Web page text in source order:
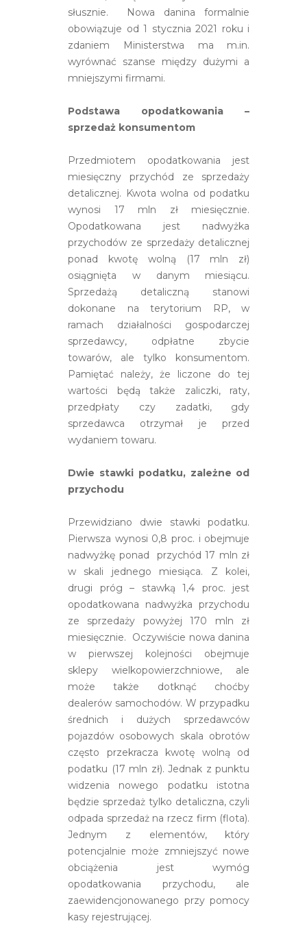
słusznie. Nowa danina formalnie
obowiązuje od 1 stycznia 2021 roku i
zdaniem Ministerstwa ma m.in.
wyrównać szanse między dużymi a
mniejszymi firmami.
Podstawa opodatkowania –
sprzedaż konsumentom
Przedmiotem opodatkowania jest
miesięczny przychód ze sprzedaży
detalicznej. Kwota wolna od podatku
wynosi 17 mln zł miesięcznie.
Opodatkowana jest nadwyżka
przychodów ze sprzedaży detalicznej
ponad kwotę wolną (17 mln zł)
osiągnięta w danym miesiącu.
Sprzedażą detaliczną stanowi
dokonane na terytorium RP, w
ramach działalności gospodarczej
sprzedawcy, odpłatne zbycie
towarów, ale tylko konsumentom.
Pamiętać należy, że liczone do tej
wartości będą także zaliczki, raty,
przedpłaty czy zadatki, gdy
sprzedawca otrzymał je przed
wydaniem towaru.
Dwie stawki podatku, zależne od
przychodu
Przewidziano dwie stawki podatku.
Pierwsza wynosi 0,8 proc. i obejmuje
nadwyżkę ponad przychód 17 mln zł
w skali jednego miesiąca. Z kolei,
drugi próg – stawką 1,4 proc. jest
opodatkowana nadwyżka przychodu
ze sprzedaży powyżej 170 mln zł
miesięcznie. Oczywiście nowa danina
w pierwszej kolejności obejmuje
sklepy wielkopowierzchniowe, ale
może także dotknąć choćby
dealerów samochodów. W przypadku
średnich i dużych sprzedawców
pojazdów osobowych skala obrotów
często przekracza kwotę wolną od
podatku (17 mln zł). Jednak z punktu
widzenia nowego podatku istotna
będzie sprzedaż tylko detaliczna, czyli
odpada sprzedaż na rzecz firm (flota).
Jednym z elementów, który
potencjalnie może zmniejszyć nowe
obciążenia jest wymóg
opodatkowania przychodu, ale
zaewidencjonowanego przy pomocy
kasy rejestrującej.